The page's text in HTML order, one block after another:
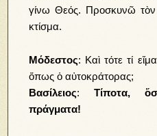
γίνω Θεός. Προσκυνῶ
κτίσμα.
Μόδεστος: Καὶ τότε τί
ὅπως ὁ αὐτοκράτορας;
Βασίλειος:Τίποτα,
πράγματα!